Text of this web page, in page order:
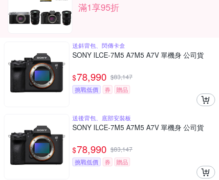
滿1享95折
送斜背包、閃傳卡盒
SONY ILCE-7M5 A7M5 A7V 單機身 公司貨
$78,990 $83,147
挑戰低價
券 贈品
送後背包、底部安裝板
SONY ILCE-7M5 A7M5 A7V 單機身 公司貨
$78,990 $83,147
挑戰低價
券 贈品